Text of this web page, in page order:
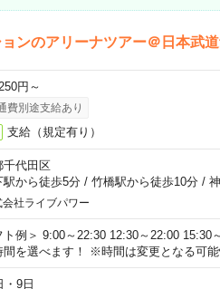
ンのアリーナツアー＠日本武
円～
費別途支給あり
支給（規定有り）
千代田区
駅から徒歩5分/ 竹橋駅から徒歩10分/
会社ライブパワー
ト例＞ 9:00～22:30 12:30～22:00
間を選べます！ ※時間は変更となる可
・9日